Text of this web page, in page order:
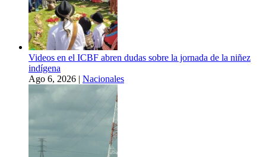
Videos en el ICBF abren dudas sobre la jornada de la niñez
indígena
Ago 6, 2026 | Nacionales